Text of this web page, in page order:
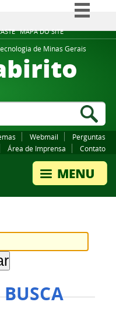
MAPA DO SITE
Simplifique!
Comunica BR
Participe
Legislação
de Minas Gerais
Webmail
Perguntas
Área de Imprensa Contato